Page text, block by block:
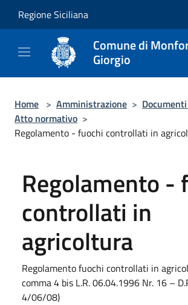
Regione Siciliana
Comune di
Giorgio
Home > Amministrazione >
Atto normativo >
Regolamento - fuochi controllati in
Regolamento -
controllati in
agricoltura
Regolamento fuochi controllati in
comma 4 bis L.R. 06.04.1996 Nr. 16 –
4/06/08)